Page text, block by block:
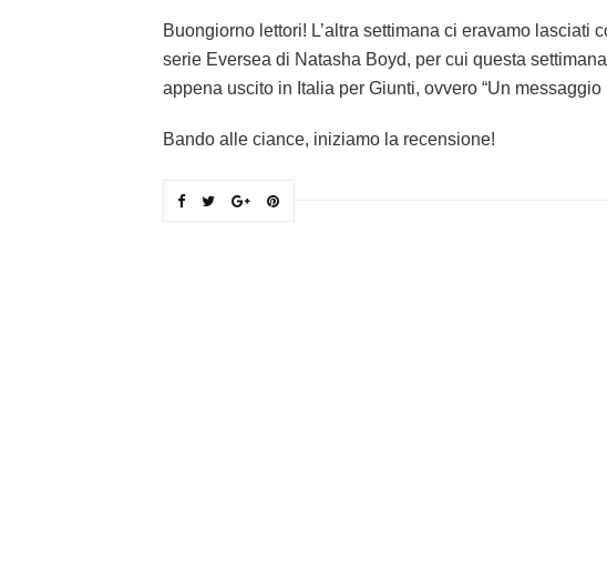
Buongiorno lettori! L’altra settimana ci eravamo lasciati
serie Eversea di Natasha Boyd, per cui questa
appena uscito in Italia per Giunti, ovvero “Un messaggio
Bando alle ciance, iniziamo la recensione!